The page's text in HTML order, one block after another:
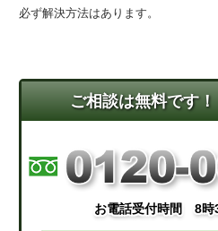
必ず解決方法はあります。
ご相談は無料です
お電話受付時間 8時